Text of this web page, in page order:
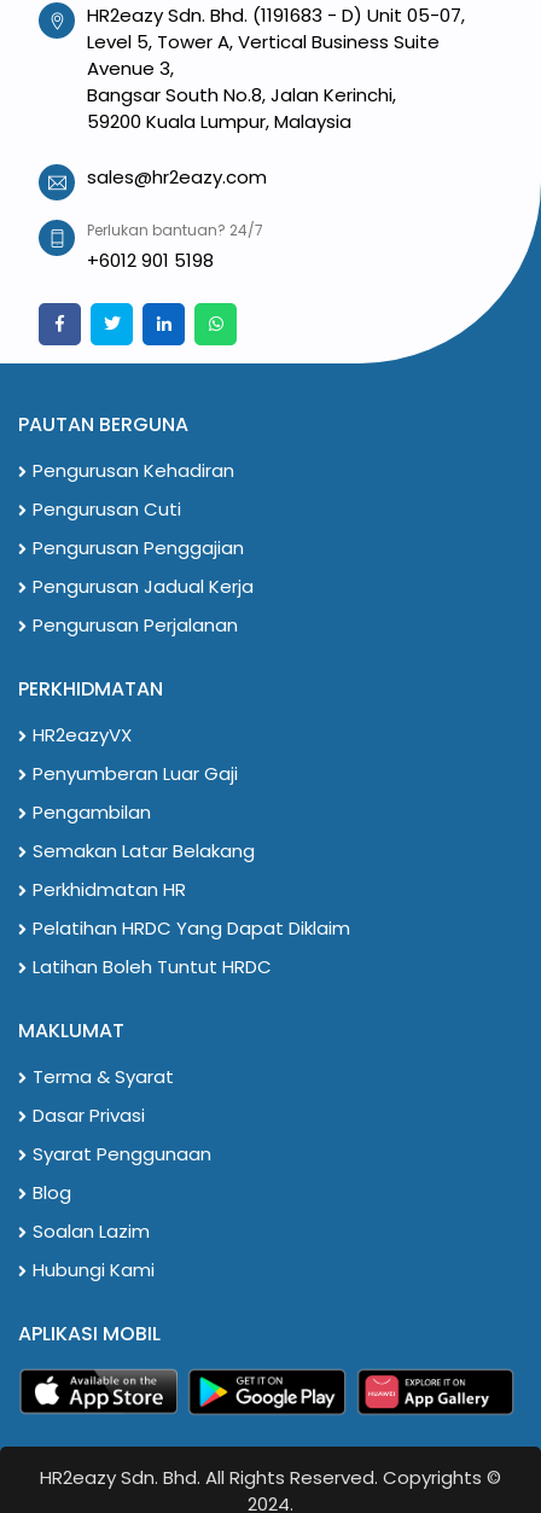
HR2eazy Sdn. Bhd. (1191683 - D) Unit 05-07,
Level 5, Tower A, Vertical Business Suite
Avenue 3,
Bangsar South No.8, Jalan Kerinchi,
59200 Kuala Lumpur, Malaysia
sales@hr2eazy.com
Perlukan bantuan? 24/7
+6012 901 5198
PAUTAN BERGUNA
Pengurusan Kehadiran
Pengurusan Cuti
Pengurusan Penggajian
Pengurusan Jadual Kerja
Pengurusan Perjalanan
PERKHIDMATAN
HR2eazyVX
Penyumberan Luar Gaji
Pengambilan
Semakan Latar Belakang
Perkhidmatan HR
Pelatihan HRDC Yang Dapat Diklaim
Latihan Boleh Tuntut HRDC
MAKLUMAT
Terma & Syarat
Dasar Privasi
Syarat Penggunaan
Blog
Soalan Lazim
Hubungi Kami
APLIKASI MOBIL
HR2eazy Sdn. Bhd. All Rights Reserved. Copyrights ©
2024.